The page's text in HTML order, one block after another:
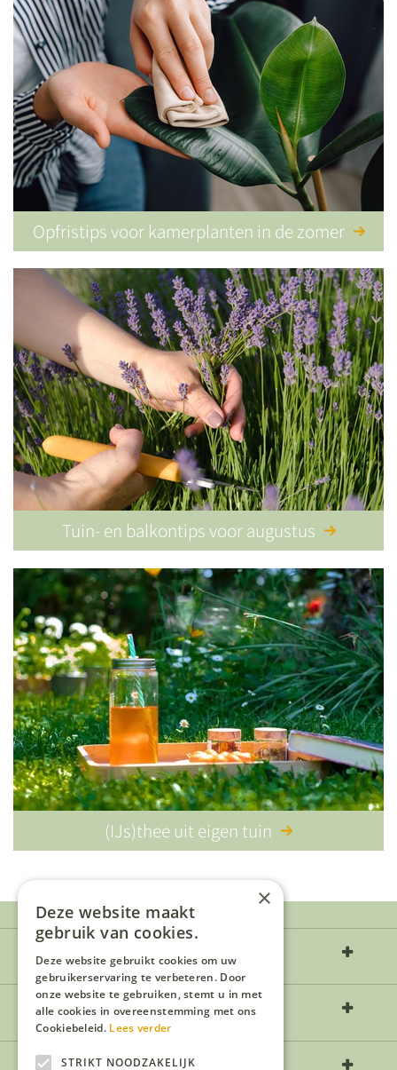
Opfristips voor kamerplanten in de zomer
Tuin- en balkontips voor augustus
(IJs)thee uit eigen tuin
Over ons
Openingstijden
Contact
×
Deze website maakt
gebruik van cookies.
Deze website gebruikt cookies om uw
gebruikerservaring te verbeteren. Door
onze website te gebruiken, stemt u in met
alle cookies in overeenstemming met ons
Cookiebeleid. Lees verder
STRIKT NOODZAKELIJK